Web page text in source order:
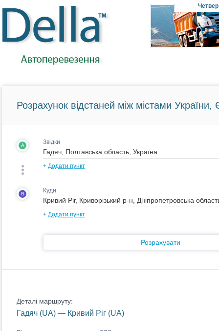
Четвер
Розрахунок відстаней між містами України,
A Звідки
+ Додати пункт
B Куди
+ Додати пункт
Розрахувати
Деталі маршруту:
Гадяч (UA) — Кривий Ріг (UA)